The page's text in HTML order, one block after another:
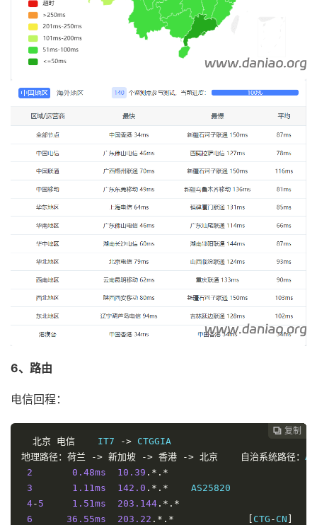
6、路由
电信回程：
 复制
 复制
 复制
 复制
 复制
 复制
 复制
北京 电信
    IT7
->
地理路径：荷兰
-> 新加坡 -> 香港 -> 北京 自治系统路径：
2
0.48ms 10.39 .*.*
3
1.11ms 142.0 .*.*
4- 5 1.51ms 203.144 .*.*
6
36.55ms 203.22 .*.* CTG - CN